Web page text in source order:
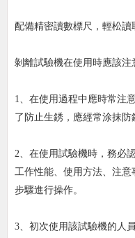
配備精密讀數標尺，輕松讀
剝離試驗機在使用時應該注
1、在使用過程中應時常注
了防止生銹，應經常涂抹防
2、在使用試驗機時，務必
工作性能、使用方法、注
步驟進行操作。
3、初次使用該試驗機的人